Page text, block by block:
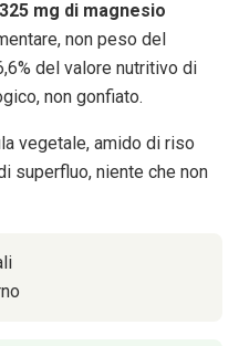
325 mg di magnesio
non peso del
del valore nutritivo di
non gonfiato.
vegetale, amido di riso
superfluo, niente che non